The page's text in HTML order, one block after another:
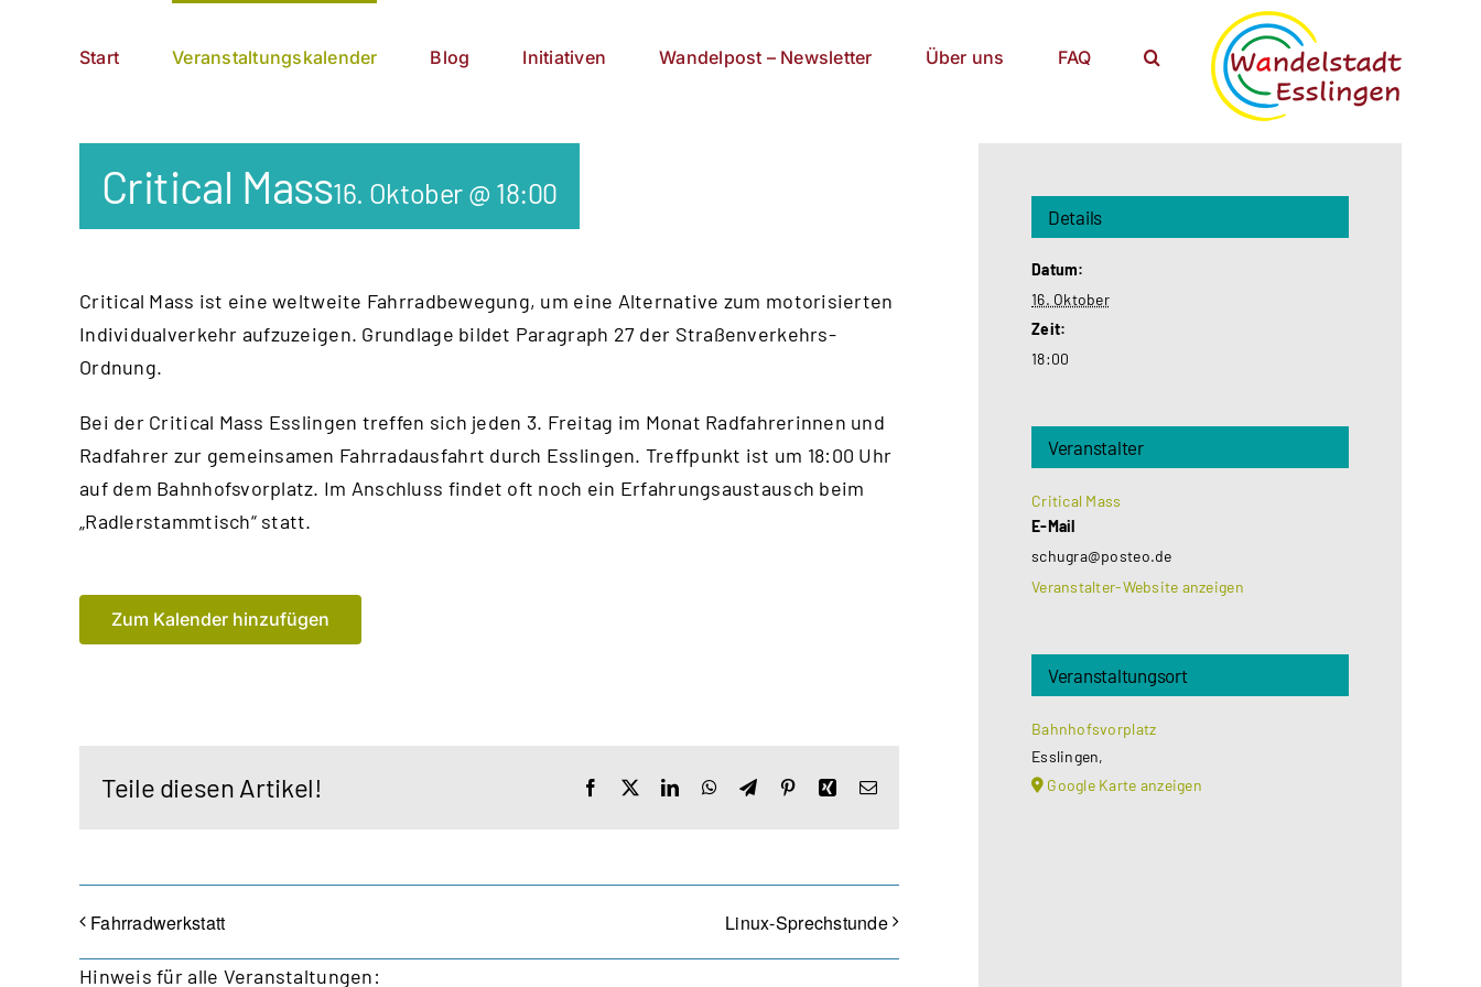
Start Veranstaltungskalender Blog Initiativen Wandelpost – Newsletter Über uns FAQ
Critical Mass16. Oktober @ 18:00
Critical Mass ist eine weltweite Fahrrad­bewegung, um eine Alternative zum motorisi­erten
Individual­verkehr aufzu­zeigen. Grundlage bildet Paragraph 27 der Straßenverkehrs-
Ordnung.
Bei der Critical Mass Esslingen treffen sich jeden 3. Freitag im Monat Radfahrerinnen und
Radfahrer zur gemeinsamen Fahrrad­ausfahrt durch Esslingen. Treffpunkt ist um 18:00 Uhr
auf dem Bahnhofsvorplatz. Im Anschluss findet oft noch ein Erfahrungsaustausch beim
„Radlerstammtisch“ statt.
Zum Kalender hinzufügen
Teile diesen Artikel! Facebook LinkedInWhatsApp
TelegramPinterestXingE-
Fahrradwerkstatt Linux-Sprechstunde
Hinweis für alle Veranstaltungen:
Details
Datum:
16. Oktober
Zeit:
18:00
Veranstalter
Critical Mass
E-Mail
schugra@posteo.de
Veranstalter-Website anzeigen
Veranstaltungsort
Bahnhofsvorplatz
Esslingen,
Google Karte anzeigen